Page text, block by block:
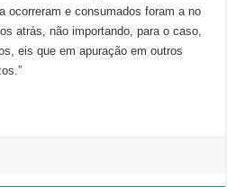
ocorreram e consumados foram a no
atrás, não importando, para o caso,
eis que em apuração em outros